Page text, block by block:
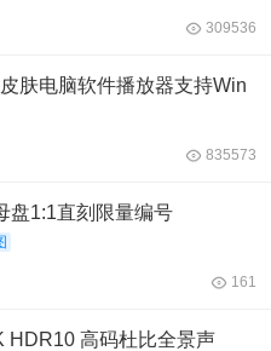
309536
肤电脑软件播放器支持Win
835573
盘1:1直刻限量编号
161
HDR10 高码杜比全景声